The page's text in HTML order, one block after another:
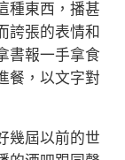
種東西，播甚
誇張的表情和
書報一手拿食
餐，以文字對
屆以前的世